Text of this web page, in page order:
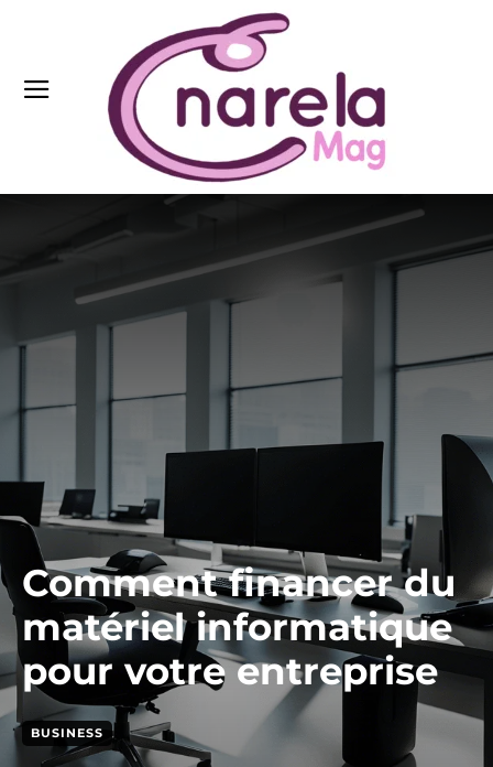
Comment financer du
matériel informatique
pour votre entreprise
BUSINESS